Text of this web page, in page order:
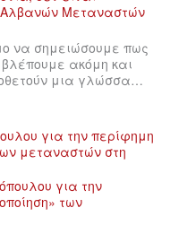
να σημειώσουμε πως
ακόμη και
μια γλώσσα…
για την περίφημη
μεταναστών στη